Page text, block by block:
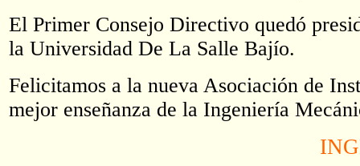
El Primer Consejo Directivo quedó
la Universidad De La Salle Bajío.
Felicitamos a la nueva Asociación de
mejor enseñanza de la Ingeniería